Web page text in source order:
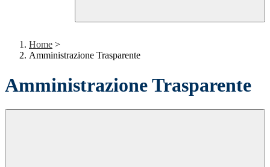
Home >
Amministrazione Trasparente
Amministrazione Trasparente